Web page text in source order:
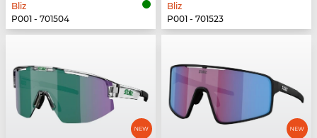
Bliz
P001 - 701504
Bliz
P001 - 701523